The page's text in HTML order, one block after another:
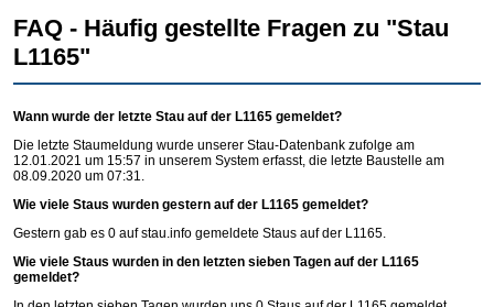
FAQ - Häufig gestellte Fragen zu "Stau
L1165"
Wann wurde der letzte Stau auf der L1165 gemeldet?
Die letzte Staumeldung wurde unserer Stau-Datenbank zufolge am
12.01.2021 um 15:57 in unserem System erfasst, die letzte Baustelle am
08.09.2020 um 07:31.
Wie viele Staus wurden gestern auf der L1165 gemeldet?
Gestern gab es 0 aufstau.info gemeldete Staus auf der L1165.
Wie viele Staus wurden in den letzten sieben Tagen auf der L1165
gemeldet?